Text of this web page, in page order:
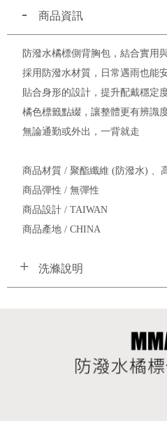
商品資訊
防潑水橘標側背胸包，結合實用
採用防潑水材質，日常遇雨也能
貼合身形的設計，提升配戴穩定
橘色標籤點綴，讓整體更有辨識
無論通勤或外出，一背就走
商品材質 / 聚酯纖維 (防潑水) 、
商品彈性 / 無彈性
商品設計 / TAIWAN
商品產地 / CHINA
洗滌說明